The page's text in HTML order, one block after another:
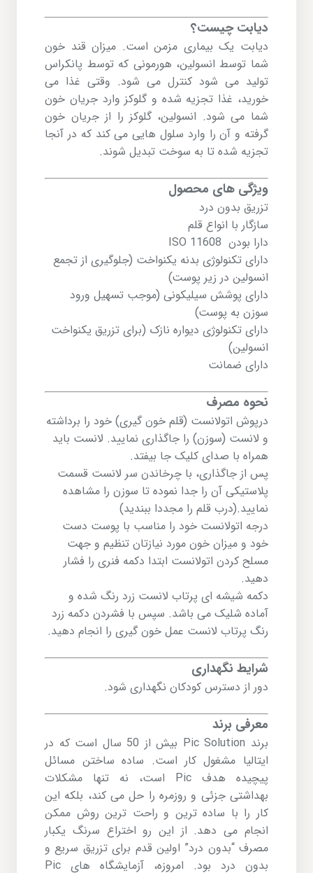
دیابت چیست؟
دیابت یک بیماری مزمن است. میزان قند خون
شما توسط انسولین، هورمونی که توسط پانکراس
تولید می شود کنترل می شود. وقتی غذا می
خورید، غذا تجزیه شده و گلوکز وارد جریان خون
شما می شود. انسولین، گلوکز را از جریان خون
گرفته و آن را وارد سلول هایی می کند که در آنجا
تجزیه شده تا به سوخت تبدیل شوند.
ویژگی های محصول
تزریق بدون درد
سازگار با انواع قلم
دارا بودن ISO 11608
دارای تکنولوژی بدنه یکنواخت (جلوگیری از تجمع
انسولین در زیر پوست)
دارای پوشش سیلیکونی (موجب تسهیل ورود
سوزن به پوست)
دارای تکنولوژی دیواره نازک (برای تزریق یکنواخت
انسولین)
دارای ضمانت
نحوه مصرف
درپوش اتولانست (قلم خون گیری) خود را برداشته
و لانست (سوزن) را جاگذاری نمایید. لانست باید
همراه با صدای کلیک جا بیفتد.
پس از جاگذاری، با چرخاندن سر لانست قسمت
پلاستیکی آن را جدا نموده تا سوزن را مشاهده
نمایید.(درب قلم را مجددا ببندید)
درجه اتولانست خود را مناسب با پوست دست
خود و میزان خون مورد نیازتان تنظیم و جهت
مسلح کردن اتولانست ابتدا دکمه فنری را فشار
دهید.
دکمه شیشه ای پرتاب لانست زرد رنگ شده و
آماده شلیک می باشد. سپس با فشردن دکمه زرد
رنگ پرتاب لانست عمل خون گیری را انجام دهید.
شرایط نگهداری
دور از دسترس کودکان نگهداری شود.
معرفی برند
برند Pic Solution بیش از 50 سال است که در
ایتالیا مشغول کار است. ساده ساختن مسائل
پیچیده هدف Pic است، نه تنها مشکلات
بهداشتی جزئی و روزمره را حل می کند، بلکه این
کار را با ساده ترین و راحت ترین روش ممکن
انجام می دهد. از این رو اختراع سرنگ یکبار
مصرف “بدون درد” اولین قدم برای تزریق سریع و
بدون درد بود. امروزه، آزمایشگاه های Pic